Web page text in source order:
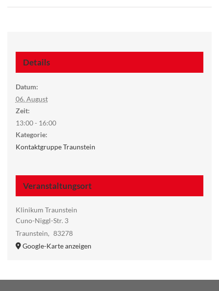
Details
Datum:
06. August
Zeit:
13:00 - 16:00
Kategorie:
Kontaktgruppe Traunstein
Veranstaltungsort
Klinikum Traunstein
Cuno-Niggl-Str. 3
Traunstein, 83278
Google-Karte anzeigen